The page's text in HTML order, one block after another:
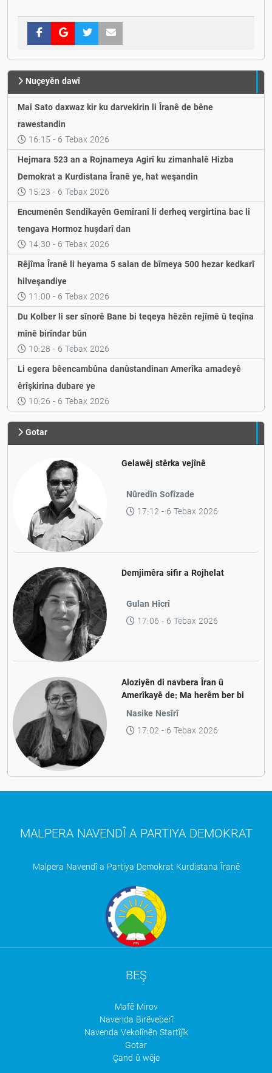
Nuçeyěn dawî
Mai Sato daxwaz kir ku darvekirin li Îranê de bêne
rawestandin
16:15 - 6 Tebax 2026
Hejmara 523 an a Rojnameya Agirî ku zimanhalê Hizba
Demokrat a Kurdistana Îranê ye, hat weşandin
15:23 - 6 Tebax 2026
Encumenên Sendîkayên Gemîranî li derheq vergirtina bac li
tengava Hormoz huşdarî dan
14:30 - 6 Tebax 2026
Rêjîma Îranê li heyama 5 salan de bîmeya 500 hezar kedkarî
hilveşandiye
11:00 - 6 Tebax 2026
Du Kolber li ser sînorê Bane bi teqeya hêzên rejîmê û teqîna
mînê birîndar bûn
10:28 - 6 Tebax 2026
Li egera bêencambûna danûstandinan Amerîka amadeyê
êrîşkirina dubare ye
10:26 - 6 Tebax 2026
Gotar
Gelawêj stêrka vejînê
Nûredîn Sofîzade
17:12 - 6 Tebax 2026
Demjimêra sifir a Rojhelat
Gulan Hîcrî
17:06 - 6 Tebax 2026
Aloziyên di navbera Îran û
Amerîkayê de: Ma herêm ber bi
aramiyê ve diçe yan jî ber bi
Nasike Nesîrî
17:02 - 6 Tebax 2026
MALPERA NAVENDÎ A PARTIYA DEMOKRAT
Malpera Navendî a Partiya Demokrat Kurdistana Îranê
BEŞ
Mafê Mirov
Navenda Birêveberî
Navenda Vekolînên Startîjîk
Gotar
Çand û wêje